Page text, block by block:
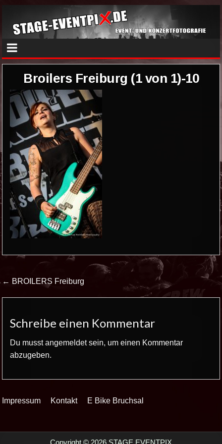
Broilers Freiburg (1 von 1)-10
Beitrags-
Navigation
← BROILERS Freiburg
Schreibe einen Kommentar
Du musstangemeldetsein, um einen Kommentar
abzugeben.
Impressum Kontakt E Bike Bruchsal
Copyright © 2026 STAGE EVENTPIX